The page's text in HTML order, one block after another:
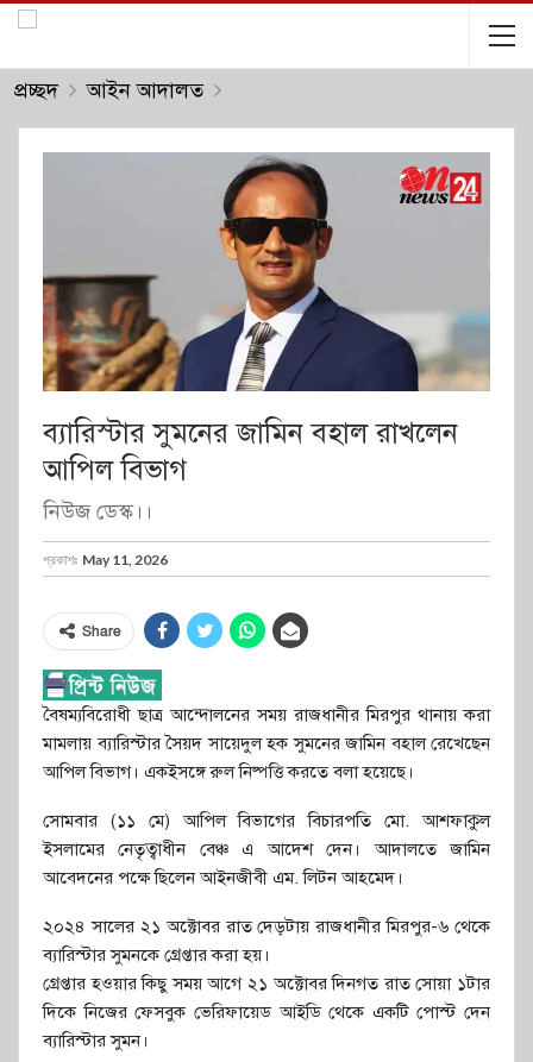
প্রচ্ছদ আইন আদালত
ব্যারিস্টার সুমনের জামিন বহাল রাখলেন
আপিল বিভাগ
নিউজ ডেস্ক।।
প্রকাশঃ May 11, 2026
Share
বৈষম্যবিরোধী ছাত্র আন্দোলনের সময় রাজধানীর মিরপুর থানায় করা
মামলায় ব্যারিস্টার সৈয়দ সায়েদুল হক সুমনের জামিন বহাল রেখেছেন
আপিল বিভাগ। একইসঙ্গে রুল নিষ্পত্তি করতে বলা হয়েছে।
সোমবার (১১ মে) আপিল বিভাগের বিচারপতি মো. আশফাকুল
ইসলামের নেতৃত্বাধীন বেঞ্চ এ আদেশ দেন। আদালতে জামিন
আবেদনের পক্ষে ছিলেন আইনজীবী এম. লিটন আহমেদ।
২০২৪ সালের ২১ অক্টোবর রাত দেড়টায় রাজধানীর মিরপুর-৬ থেকে
ব্যারিস্টার সুমনকে গ্রেপ্তার করা হয়।
গ্রেপ্তার হওয়ার কিছু সময় আগে ২১ অক্টোবর দিনগত রাত সোয়া ১টার
দিকে নিজের ফেসবুক ভেরিফায়েড আইডি থেকে একটি পোস্ট দেন
ব্যারিস্টার সুমন।